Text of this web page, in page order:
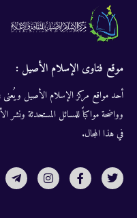
موقع فتاوى الإسلام الأصيل :
أحد مواقع مركز الإسلام الأصيل ويُعنى
وواضحة مواكباً للمسائل المستحدثة
في هذا المجال.